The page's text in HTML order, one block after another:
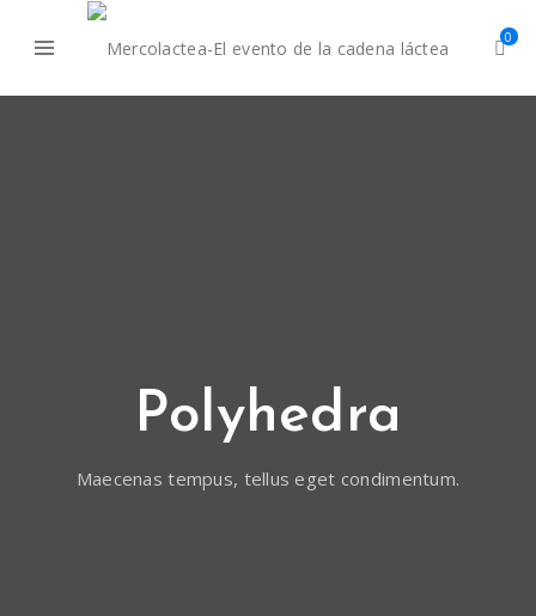
0
Polyhedra
Maecenas tempus, tellus eget condimentum.